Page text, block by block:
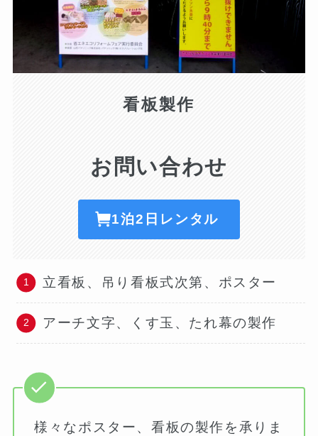
看板製作
お問い合わせ
1泊2日レンタル
立看板、吊り看板式次第、ポスター
アーチ文字、くす玉、たれ幕の製作
様々なポスター、看板の製作を承りま